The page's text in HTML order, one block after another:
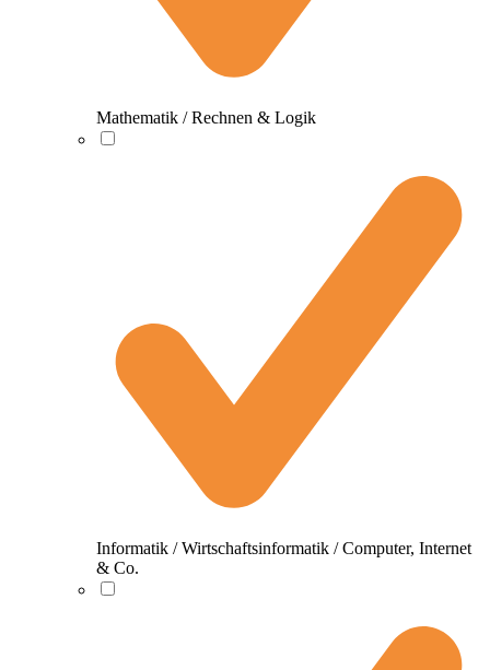
Mathematik / Rechnen & Logik
Informatik / Wirtschaftsinformatik / Computer, Internet
& Co.